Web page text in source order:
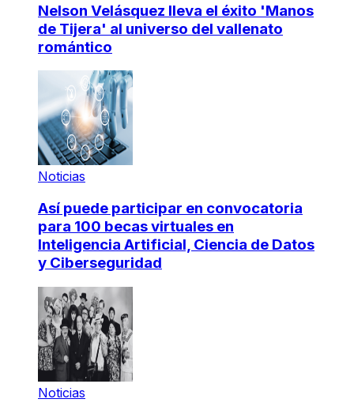
Nelson Velásquez lleva el éxito 'Manos
de Tijera' al universo del vallenato
romántico
Noticias
Así puede participar en convocatoria
para 100 becas virtuales en
Inteligencia Artificial, Ciencia de Datos
y Ciberseguridad
Noticias